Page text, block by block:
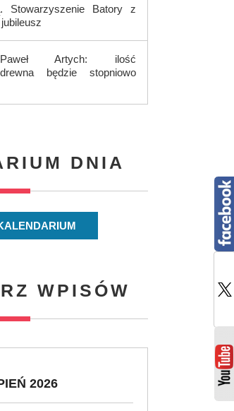
Batory z
Artych: ilość
będzie stopniowo
DNIA
WPISÓW
2026